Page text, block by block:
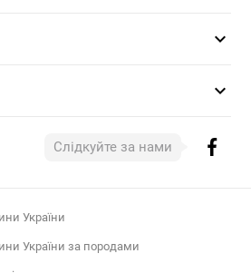
expand_more
expand_more
Слідкуйте за нами
України
України за породами